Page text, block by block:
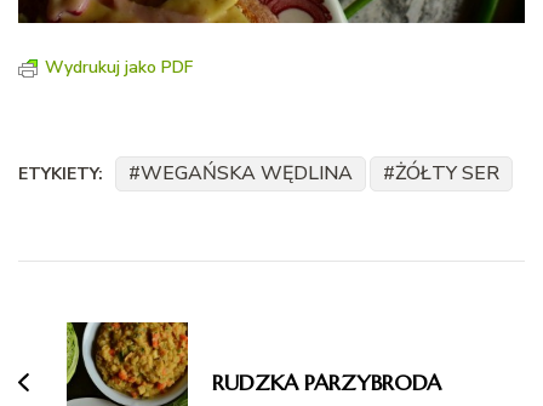
Wydrukuj jako PDF
ETYKIETY: WEGAŃSKA WĘDLINA ŻÓŁTY SER
wpisu
RUDZKA PARZYBRODA